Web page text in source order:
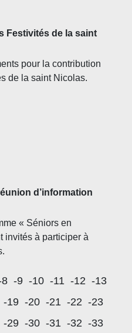
Festivités de la saint
pour la contribution
de la saint Nicolas.
d’information
« Séniors en
invités à participer à
-9 -10 -11 -12 -13
-19 -20 -21 -22 -23
-29 -30 -31 -32 -33